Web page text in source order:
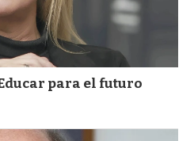
para el futuro